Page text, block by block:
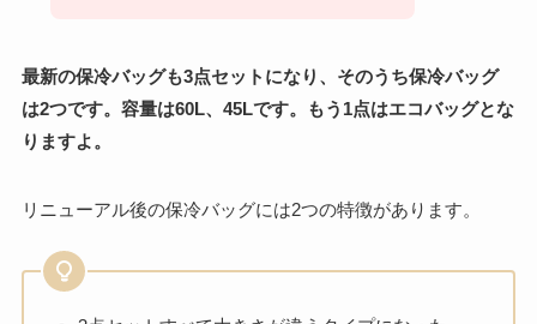
最新の保冷バッグも3点セットになり、そのうち保冷バッグ
は2つです。容量は60L、45Lです。もう1点はエコバッグとな
りますよ。
リニューアル後の保冷バッグには2つの特徴があります。